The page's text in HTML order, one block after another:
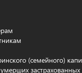
(семейного)
застрахованных